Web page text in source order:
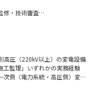
トプロセスの改善・ナレッジ共
われます。
ジメントを組み合わせた次世
と連携し、新しい価値を
気通貫でプロダクトづくりに
修・技術審査
以上超高圧変電所の基本設
適化。
断路器、保護継電器、引込鉄
合性検証。
、工事計画届、消防法）
らびに工事・試運転プロセス
高圧（220kV以上）の変電設備
工監理」いずれかの実務経験
側（電力系統・高圧側）変電